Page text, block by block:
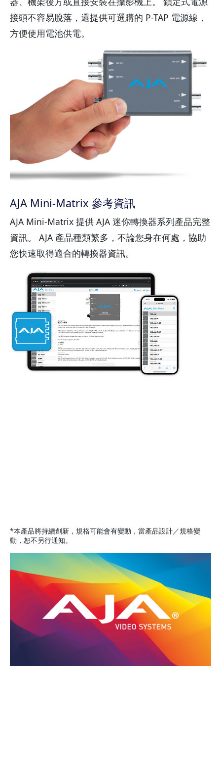
接頭不容易脫落，還提供可選購的 P-TAP 電源線，
方便使用電池供電。
AJA Mini-Matrix 參考資訊
AJA Mini-Matrix 提供 AJA 迷你轉換器系列產品完整
資訊。 AJA 產品種類繁多，不論您身在何處，協助
您快速取得適合的轉換器資訊。
*本產品將持續創新，規格可能會有變動，當產品設計／規格變
動，恕不另行通知。